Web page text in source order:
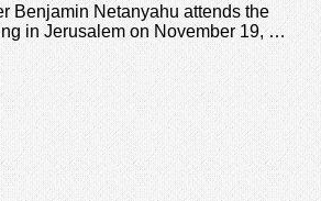
Benjamin Netanyahu attends the
in Jerusalem on November 19, …